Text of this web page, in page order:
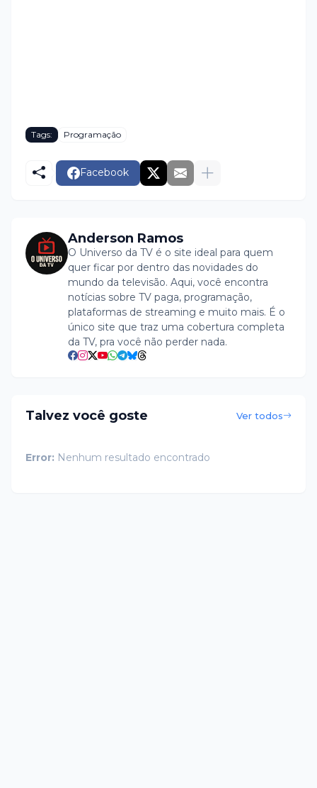
Tags: Programação
Facebook
Anderson Ramos
O Universo da TV é o site ideal para quem
quer ficar por dentro das novidades do
mundo da televisão. Aqui, você encontra
notícias sobre TV paga, programação,
plataformas de streaming e muito mais. É o
único site que traz uma cobertura completa
da TV, pra você não perder nada.
Talvez você goste Ver todos
Error: Nenhum resultado encontrado